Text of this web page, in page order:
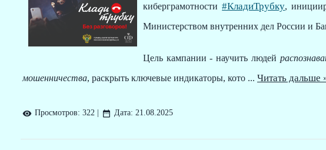
киберграмотности#КладиТрубку,
Министерством внутренних дел России и
Цель кампании - научить людей
мошенничества, раскрыть ключевые индикаторы, кото ... Читать дальше
Просмотров: 322 Дата: 21.08.2025